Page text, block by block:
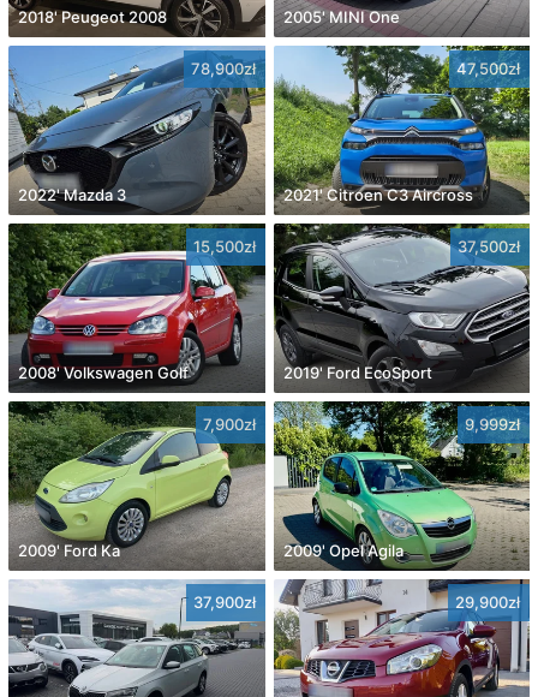
2018' Peugeot 2008 2005' MINI One
78,900zł
2022' Mazda 3
47,500zł
2021' Citroen C3 Aircross
15,500zł
2008' Volkswagen Golf
37,500zł
2019' Ford EcoSport
7,900zł
2009' Ford Ka
9,999zł
2009' Opel Agila
37,900zł 29,900zł